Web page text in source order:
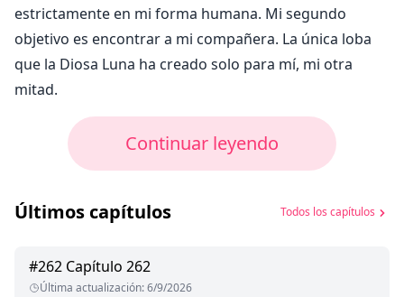
estrictamente en mi forma humana. Mi segundo
objetivo es encontrar a mi compañera. La única loba
que la Diosa Luna ha creado solo para mí, mi otra
mitad.
Continuar leyendo
Últimos capítulos Todos los capítulos
#262 Capítulo 262
Última actualización:6/9/2026